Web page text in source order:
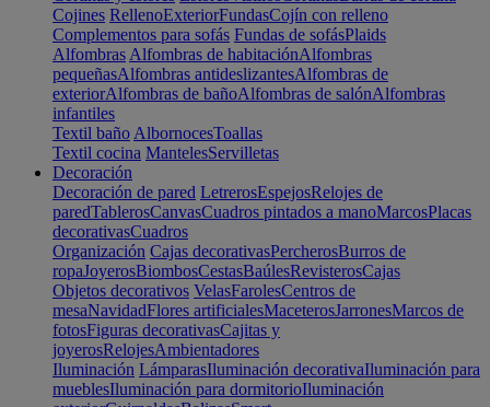
Cojines RellenoExteriorFundasCojín con relleno
Complementos para sofás Fundas de sofásPlaids
Alfombras Alfombras de habitaciónAlfombras
pequeñasAlfombras antideslizantesAlfombras de
exteriorAlfombras de bañoAlfombras de salónAlfombras
infantiles
Textil baño AlbornocesToallas
Textil cocina MantelesServilletas
Decoración
Decoración de pared LetrerosEspejosRelojes de
paredTablerosCanvasCuadros pintados a manoMarcosPlacas
decorativasCuadros
Organización Cajas decorativasPercherosBurros de
ropaJoyerosBiombosCestasBaúlesRevisterosCajas
Objetos decorativos VelasFarolesCentros de
mesaNavidadFlores artificialesMaceterosJarronesMarcos de
fotosFiguras decorativasCajitas y
joyerosRelojesAmbientadores
Iluminación LámparasIluminación decorativaIluminación para
mueblesIluminación para dormitorioIluminación